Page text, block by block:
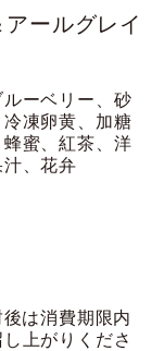
ールグレイ
ーベリー、砂
凍卵黄、加糖
蜜、紅茶、洋
、花弁
は消費期限内
上がりくださ